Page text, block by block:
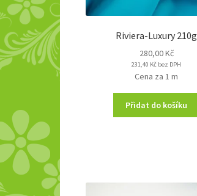
Riviera-Luxury 210g
280,00Kč
231,40 Kč bez DPH
Cena za 1 m
Přidat do košíku